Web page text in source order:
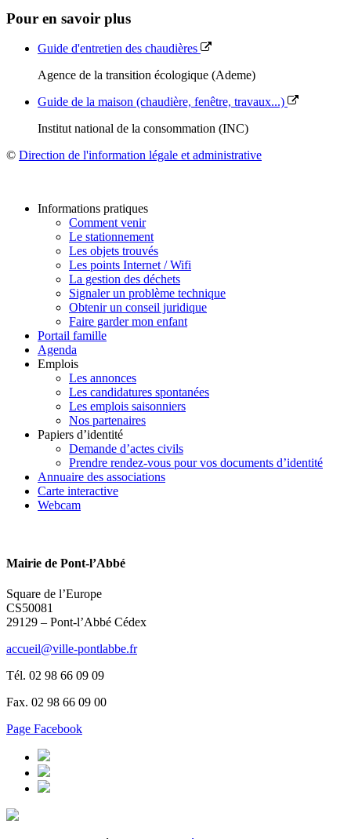
Pour en savoir plus
Guide d'entretien des chaudières
Agence de la transition écologique (Ademe)
Guide de la maison (chaudière, fenêtre, travaux...)
Institut national de la consommation (INC)
© Direction de l'information légale et administrative
Informations pratiques
Comment venir
Le stationnement
Les objets trouvés
Les points Internet / Wifi
La gestion des déchets
Signaler un problème technique
Obtenir un conseil juridique
Faire garder mon enfant
Portail famille
Agenda
Emplois
Les annonces
Les candidatures spontanées
Les emplois saisonniers
Nos partenaires
Papiers d’identité
Demande d’actes civils
Prendre rendez-vous pour vos documents d’identité
Annuaire des associations
Carte interactive
Webcam
Mairie de Pont-l’Abbé
Square de l’Europe
CS50081
29129 – Pont-l’Abbé Cédex
accueil@ville-pontlabbe.fr
Tél. 02 98 66 09 09
Fax. 02 98 66 09 00
Page Facebook